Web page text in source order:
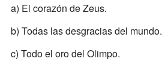
a) El corazón de Zeus.
b) Todas las desgracias del mundo.
c) Todo el oro del Olimpo.